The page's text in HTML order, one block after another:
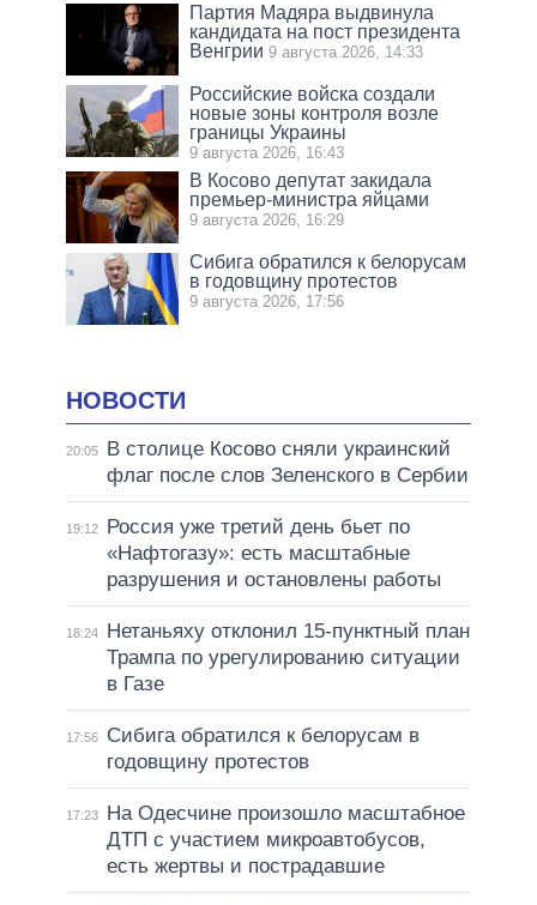
Партия Мадяра выдвинула
кандидата на пост президента
Венгрии 9 августа 2026, 14:33
Российские войска создали
новые зоны контроля возле
границы Украины
9 августа 2026, 16:43
В Косово депутат закидала
премьер-министра яйцами
9 августа 2026, 16:29
Сибига обратился к белорусам
в годовщину протестов
9 августа 2026, 17:56
НОВОСТИ
20:05
В столице Косово сняли украинский
флаг после слов Зеленского в Сербии
19:12
Россия уже третий день бьет по
«Нафтогазу»: есть масштабные
разрушения и остановлены работы
18:24
Нетаньяху отклонил 15-пунктный план
Трампа по урегулированию ситуации
в Газе
17:56
Сибига обратился к белорусам в
годовщину протестов
17:23
На Одесчине произошло масштабное
ДТП с участием микроавтобусов,
есть жертвы и пострадавшие